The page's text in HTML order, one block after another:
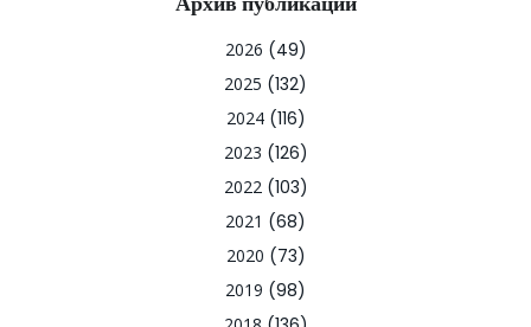
2026 (49)
2025 (132)
2024(116)
2023 (126)
2022(103)
2021 (68)
2020 (73)
2019 (98)